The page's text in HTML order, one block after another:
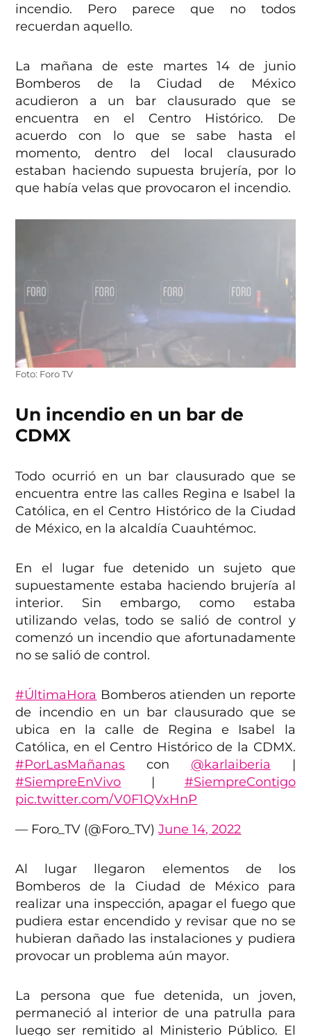
incendio. Pero parece que no todos
recuerdan aquello.
La mañana de este martes 14 de junio
Bomberos de la Ciudad de México
acudieron a un bar clausurado que se
encuentra en el Centro Histórico. De
acuerdo con lo que se sabe hasta el
momento, dentro del local clausurado
estaban haciendo supuesta brujería, por lo
que había velas que provocaron el incendio.
Foto: Foro TV
Un incendio en un bar de
CDMX
Todo ocurrió en un bar clausurado que se
encuentra entre las calles Regina e Isabel la
Católica, en el Centro Histórico de la Ciudad
de México, en la alcaldía Cuauhtémoc.
En el lugar fue detenido un sujeto que
supuestamente estaba haciendo brujería al
interior. Sin embargo, como estaba
utilizando velas, todo se salió de control y
comenzó un incendio que afortunadamente
no se salió de control.
#ÚltimaHora Bomberos atienden un reporte
de incendio en un bar clausurado que se
ubica en la calle de Regina e Isabel la
Católica, en el Centro Histórico de la CDMX.
#PorLasMañanas con @karlaiberia |
#SiempreEnVivo | #SiempreContigo
pic.twitter.com/V0F1QVxHnP
— Foro_TV (@Foro_TV)June 14, 2022
Al lugar llegaron elementos de los
Bomberos de la Ciudad de México para
realizar una inspección, apagar el fuego que
pudiera estar encendido y revisar que no se
hubieran dañado las instalaciones y pudiera
provocar un problema aún mayor.
La persona que fue detenida, un joven,
permaneció al interior de una patrulla para
luego ser remitido al Ministerio Público. El